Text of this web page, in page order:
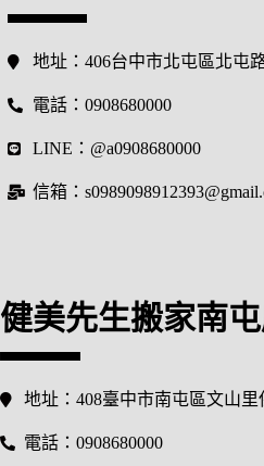
地址：406台中市北屯區北屯
電話：0908680000
LINE：@a0908680000
信箱：
健美先生搬家南
地址：408臺中市南屯區文山里
電話：0908680000